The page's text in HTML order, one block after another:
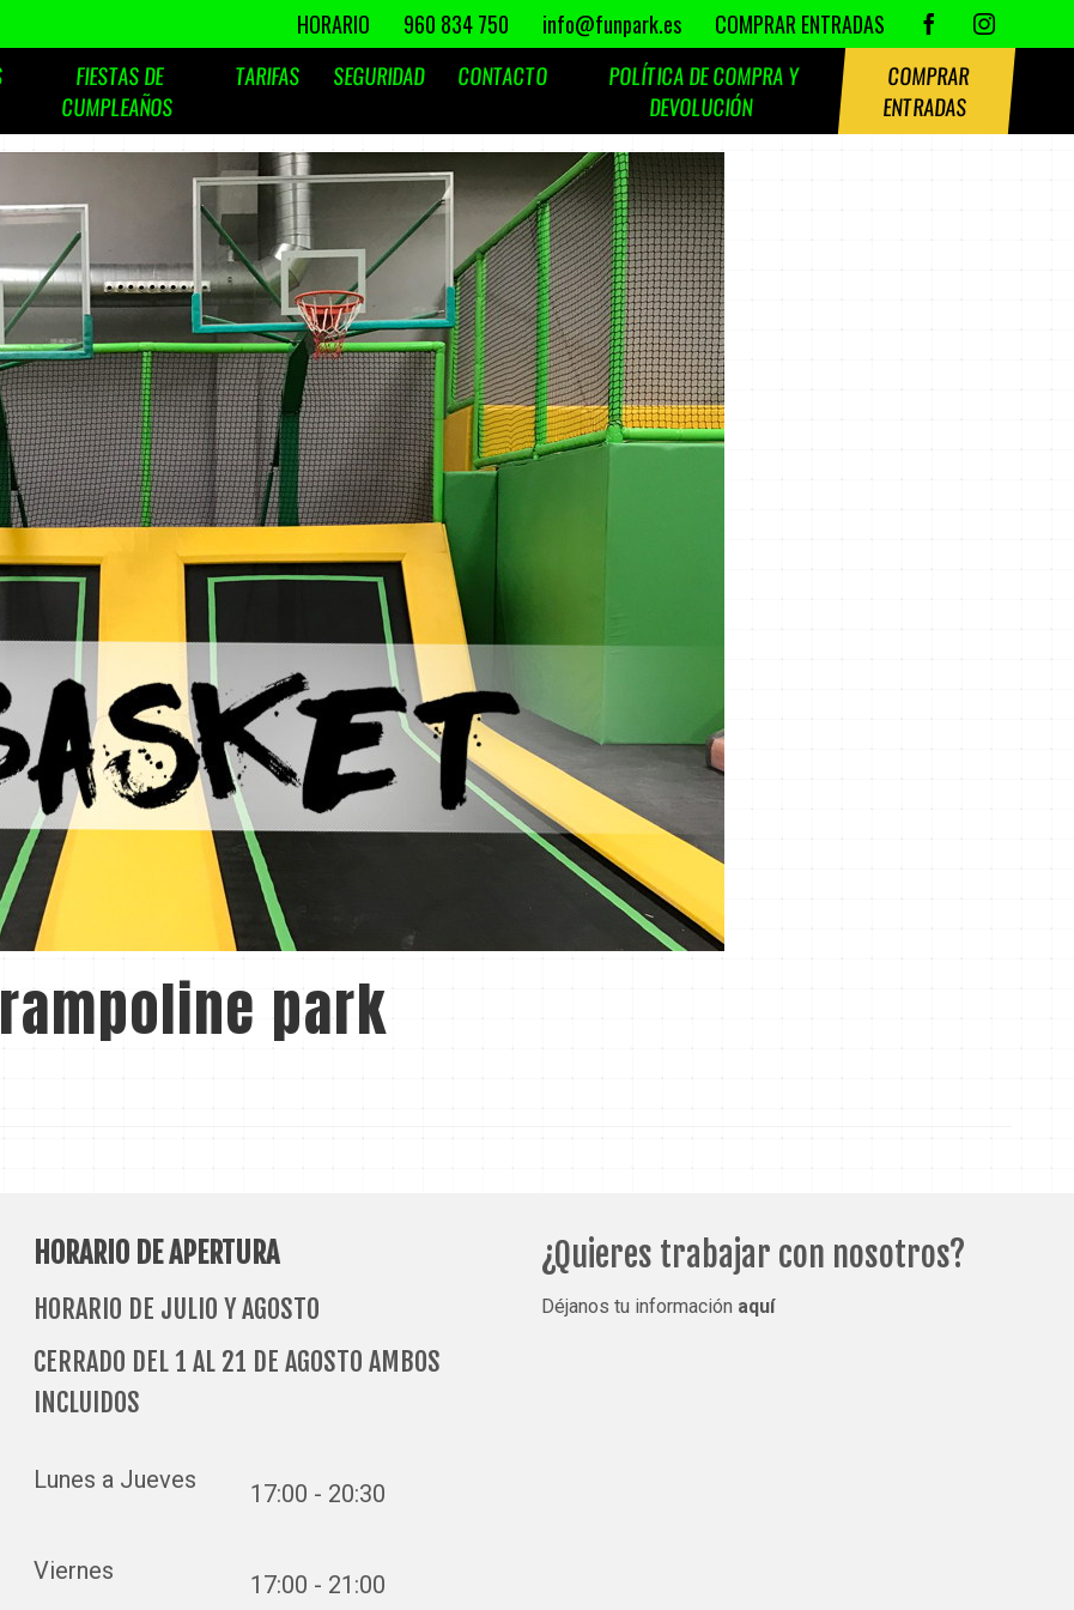
HORARIO 960 834 750 info@funpark.es COMPRAR ENTRADAS
FIESTAS DE
CUMPLEAÑOS
TARIFAS SEGURIDAD CONTACTO
POLÍTICA DE COMPRA Y
DEVOLUCIÓN
COMPRAR
ENTRADAS
park
HORARIO DE APERTURA
HORARIO DE JULIO Y AGOSTO
CERRADO DEL 1 AL 21 DE AGOSTO AMBOS
INCLUIDOS
Lunes a Jueves 17:00 - 20:30
Viernes 17:00 - 21:00
¿Quieres trabajar con nosotros?
Déjanos tu información aquí